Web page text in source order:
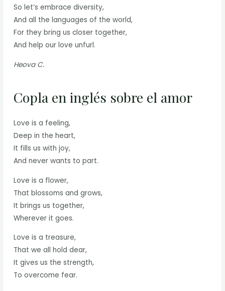
So let’s embrace diversity,
And all the languages of the world,
For they bring us closer together,
And help our love unfurl.
Heova C.
Copla en inglés sobre el amor
Love is a feeling,
Deep in the heart,
It fills us with joy,
And never wants to part.
Love is a flower,
That blossoms and grows,
It brings us together,
Wherever it goes.
Love is a treasure,
That we all hold dear,
It gives us the strength,
To overcome fear.